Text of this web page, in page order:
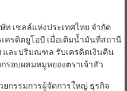
ท เชลล์แห่งประเทศไทย จำกัด
ครดิตยูโอบี เมื่อเติมน้ำมันที่สถานี
และปริมณฑล รับเครดิตเงินคืน
รอบผสมหมูหยองตราเจ้าสัว
กรรมการผู้จัดการใหญ่ ธุรกิจ